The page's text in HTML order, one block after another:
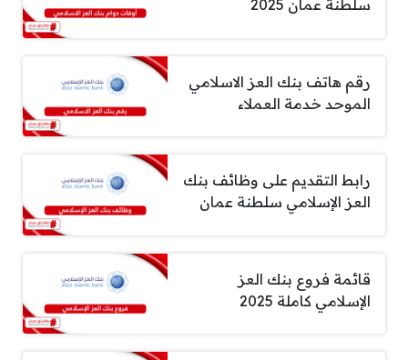
سلطنة عمان 2025
رقم هاتف بنك العز الاسلامي
الموحد خدمة العملاء
رابط التقديم على وظائف بنك
العز الإسلامي سلطنة عمان
قائمة فروع بنك العز
الإسلامي كاملة 2025